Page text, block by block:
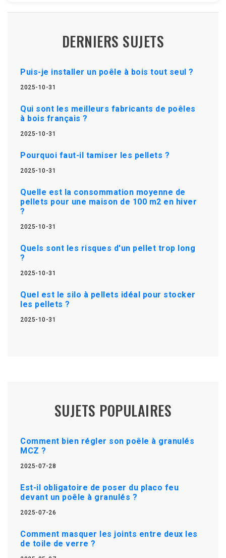
DERNIERS SUJETS
Puis-je installer un poêle à bois tout seul ?
2025-10-31
Qui sont les meilleurs fabricants de poêles
à bois français ?
2025-10-31
Pourquoi faut-il tamiser les pellets ?
2025-10-31
Quelle est la consommation moyenne de
pellets pour une maison de 100 m2 en hiver
?
2025-10-31
Quels sont les risques d'un pellet trop long
?
2025-10-31
Quel est le silo à pellets idéal pour stocker
les pellets ?
2025-10-31
SUJETS POPULAIRES
Comment bien régler son poêle à granulés
MCZ ?
2025-07-28
Est-il obligatoire de poser du placo feu
devant un poêle à granulés ?
2025-07-26
Comment masquer les joints entre deux les
de toile de verre ?